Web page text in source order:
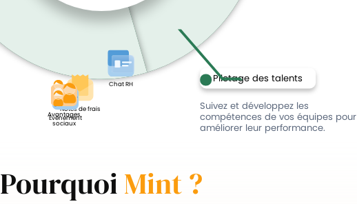
Pilotage des talents
Suivez et développez les
compétences de vos équipes pour
améliorer leur performance.
Chat RH
Notes de frais
Évènement
Avantages
sociaux
PourquoiMint ?